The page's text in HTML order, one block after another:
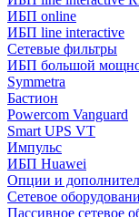
ИБП online
ИБП linе interactive
Сетевые фильтры
ИБП большой
Symmetra
Бастион
Powercom Vanguard
Smart UPS VT
Импульс
ИБП Huawei
Опции и
Сетевое
Пассивное сетевое